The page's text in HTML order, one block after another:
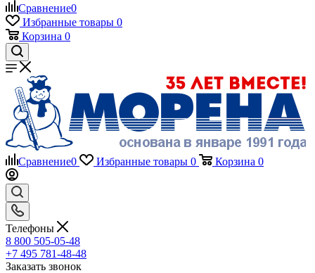
Сравнение0
Избранные товары 0
Корзина 0
Сравнение0 Избранные товары 0 Корзина 0
Телефоны
8 800 505-05-48
+7 495 781-48-48
Заказать звонок